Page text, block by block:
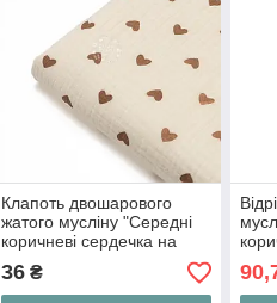
Клапоть двошарового
жатого мусліну "Середні
коричневі сердечка на
ванільному фоні", розмір
20*135 см
36₴